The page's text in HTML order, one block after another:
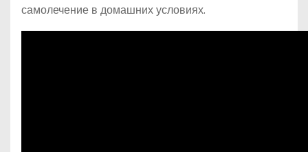
самолечение в домашних условиях.